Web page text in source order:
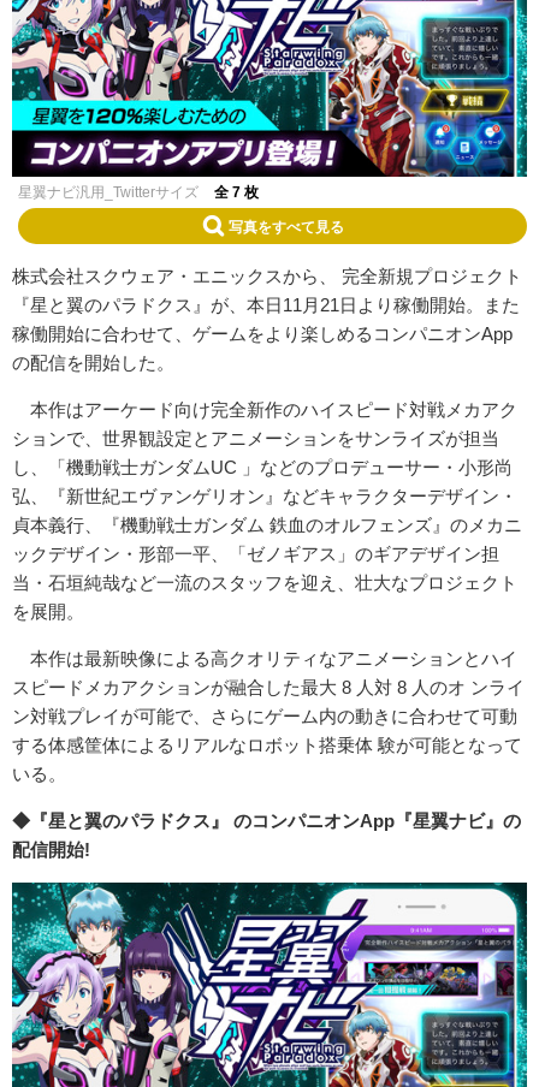
星翼ナビ汎用_Twitterサイズ 全 7 枚
写真をすべて見る
株式会社スクウェア・エニックスから、 完全新規プロジェクト
『星と翼のパラドクス』が、本日11月21日より稼働開始。また
稼働開始に合わせて、ゲームをより楽しめるコンパニオンApp
の配信を開始した。
本作はアーケード向け完全新作のハイスピード対戦メカアク
ションで、世界観設定とアニメーションをサンライズが担当
し、「機動戦士ガンダムUC 」などのプロデューサー・小形尚
弘、『新世紀エヴァンゲリオン』などキャラクターデザイン・
貞本義行、『機動戦士ガンダム 鉄血のオルフェンズ』のメカニ
ックデザイン・形部一平、「ゼノギアス」のギアデザイン担
当・石垣純哉など一流のスタッフを迎え、壮大なプロジェクト
を展開。
本作は最新映像による高クオリティなアニメーションとハイ
スピードメカアクションが融合した最大 8 人対 8 人のオ ンライ
ン対戦プレイが可能で、さらにゲーム内の動きに合わせて可動
する体感筐体によるリアルなロボット搭乗体 験が可能となって
いる。
◆『星と翼のパラドクス』 のコンパニオンApp『星翼ナビ』の
配信開始!